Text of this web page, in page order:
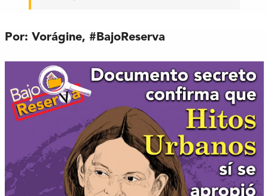
Por: Vorágine, #BajoReserva